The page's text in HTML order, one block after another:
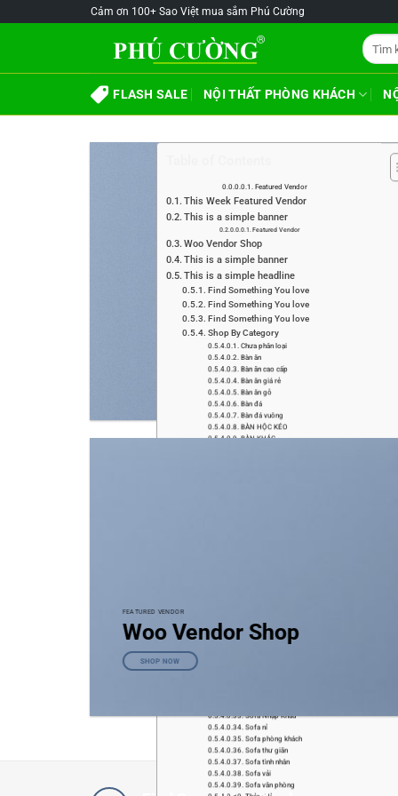
Cảm ơn 100+ Sao Việt mua sắm Phú Cường
Tìm
kiếm:
FLASH SALE NỘI THẤT PHÒNG KHÁCH
Featured Vendor
This Week Featured Vendor
This is a simple banner
Featured Vendor
Woo Vendor Shop
This is a simple banner
This is a simple headline
Find Something You love
Find Something You love
Find Something You love
Shop By Category
Chưa phân loại
Bàn ăn
Bàn ăn cao cấp
Bàn ăn giá rẻ
Bàn ăn gỗ
Bàn đá
Bàn đá vuông
BÀN HỘC KÉO
BÀN KHÁC
Sofa đẹp
Sofa đơn
Sofa Nhập Khẩu
Sofa nỉ
Sofa phòng khách
Sofa thư giãn
Sofa tình nhân
Sofa vải
Sofa văn phòng
FEATURED VENDOR
Woo Vendor Shop
SHOP NOW